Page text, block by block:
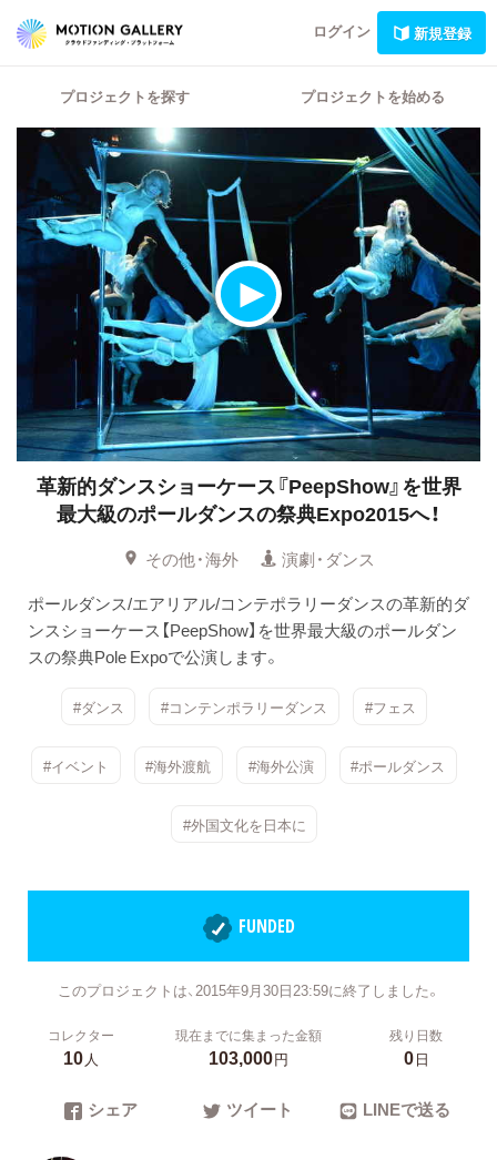
ログイン 新規登録
プロジェクトを探す プロジェクトを始める
革新的ダンスショーケース『PeepShow』を世界
最大級のポールダンスの祭典Expo2015へ！
その他・海外
演劇・ダンス
ポールダンス/エアリアル/コンテポラリーダンスの革新的ダ
ンスショーケース【PeepShow】を世界最大級のポールダン
スの祭典Pole Expoで公演します。
#ダンス #コンテンポラリーダンス #フェス
#イベント #海外渡航 #海外公演 #ポールダンス
#外国文化を日本に
FUNDED
このプロジェクトは、2015年9月30日23:59に終了しました。
コレクター
10人
現在までに集まった金額
103,000円
残り日数
0日
シェア ツイート LINEで送る